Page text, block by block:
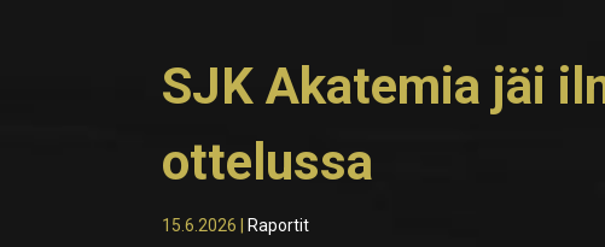
SJK Akatemia jäi
ottelussa
15.6.2026 Raportit